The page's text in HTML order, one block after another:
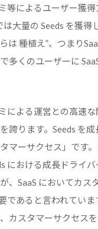
等によるユーザー獲
大量の Seeds を獲得
は 種植え”、つまり
多くのユーザーに
による運営との高速
誇ります。Seeds を
マーサクセス」です
における成長ドライバ
、SaaS においてカス
であると言われていま
カスタマーサクセス